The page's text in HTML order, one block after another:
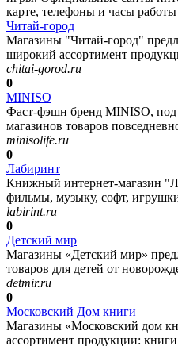
карте, телефоны и часы
Читай-город
Магазины "Читай-город"
широкий ассортимент
chitai-gorod.ru
0
MINISO
Фаст‑фэшн бренд MINISO, под
магазинов товаров
minisolife.ru
0
Лабиринт
Книжный интернет-магазин
фильмы, музыку, софт,
labirint.ru
0
Детский мир
Магазины «Детский мир»
товаров для детей от
detmir.ru
0
Московский Дом книги
Магазины «Московский дом
ассортимент продукции: